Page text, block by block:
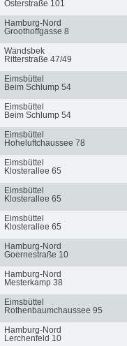
Osterstraße 101
Hamburg-Nord
Groothoffgasse 8
Wandsbek
Ritterstraße 47/49
Eimsbüttel
Beim Schlump 54
Eimsbüttel
Beim Schlump 54
Eimsbüttel
Hoheluftchaussee 78
Eimsbüttel
Klosterallee 65
Eimsbüttel
Klosterallee 65
Eimsbüttel
Klosterallee 65
Hamburg-Nord
Goernestraße 10
Hamburg-Nord
Mesterkamp 38
Eimsbüttel
Rothenbaumchaussee 95
Hamburg-Nord
Lerchenfeld 10